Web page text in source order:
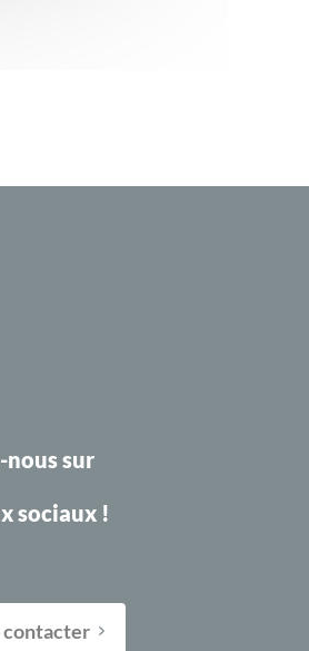
nous sur
sociaux !
contacter